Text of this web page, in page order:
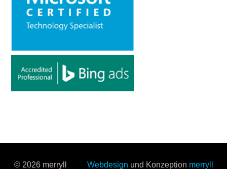
© 2026 merryll Webdesign und Konzeption merryll